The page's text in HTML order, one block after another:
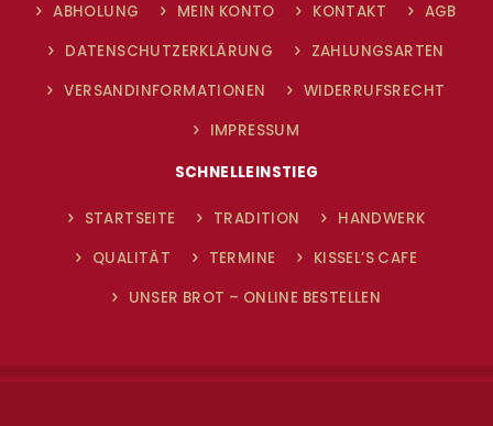
ABHOLUNG MEIN KONTO KONTAKT
AGB
DATENSCHUTZERKLÄRUNG
ZAHLUNGSARTEN
VERSANDINFORMATIONEN
WIDERRUFSRECHT
IMPRESSUM
SCHNELLEINSTIEG
STARTSEITE TRADITION
HANDWERK
QUALITÄT
TERMINE
KISSEL’S CAFE
UNSER BROT – ONLINE BESTELLEN